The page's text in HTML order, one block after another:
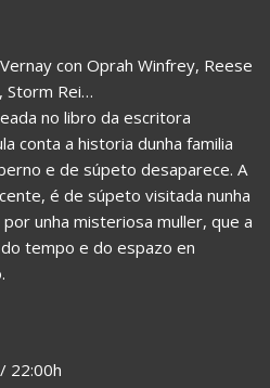
con Oprah Winfrey, Reese
Storm Rei…
no libro da escritora
conta a historia dunha familia
e de súpeto desaparece. A
é de súpeto visitada nunha
unha misteriosa muller, que a
tempo e do espazo en
22:00h